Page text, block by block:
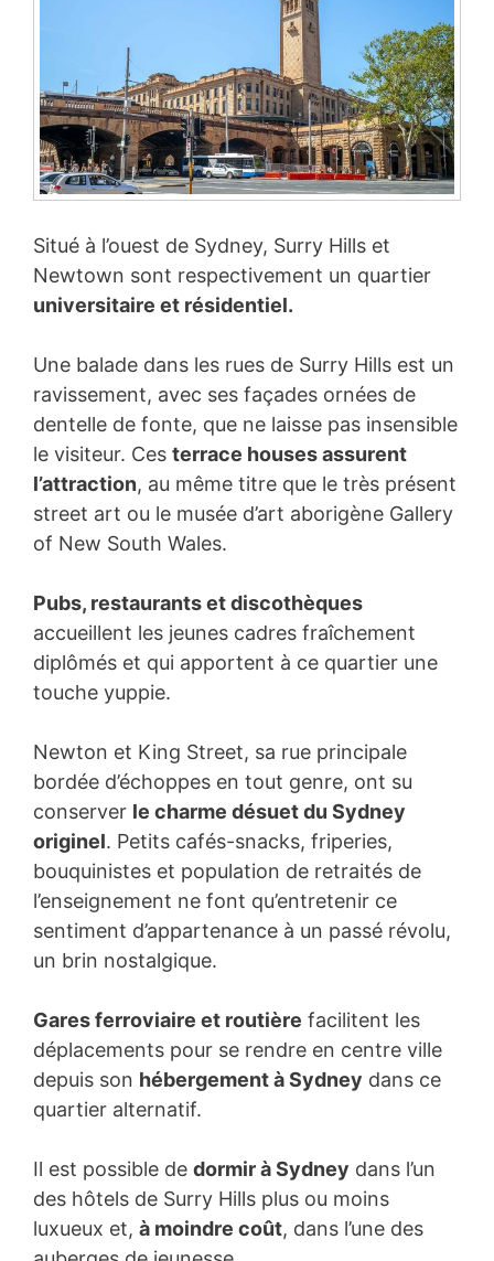
Situé à l’ouest de Sydney, Surry Hills et
Newtown sont respectivement un quartier
universitaire et résidentiel.
Une balade dans les rues de Surry Hills est un
ravissement, avec ses façades ornées de
dentelle de fonte, que ne laisse pas insensible
le visiteur. Ces terrace houses assurent
l’attraction, au même titre que le très présent
street art ou le musée d’art aborigène Gallery
of New South Wales.
Pubs, restaurants et discothèques
accueillent les jeunes cadres fraîchement
diplômés et qui apportent à ce quartier une
touche yuppie.
Newton et King Street, sa rue principale
bordée d’échoppes en tout genre, ont su
conserver le charme désuet du Sydney
originel. Petits cafés-snacks, friperies,
bouquinistes et population de retraités de
l’enseignement ne font qu’entretenir ce
sentiment d’appartenance à un passé révolu,
un brin nostalgique.
Gares ferroviaire et routière facilitent les
déplacements pour se rendre en centre ville
depuis son hébergement à Sydney dans ce
quartier alternatif.
Il est possible de dormir à Sydney dans l’un
des hôtels de Surry Hills plus ou moins
luxueux et, à moindre coût, dans l’une des